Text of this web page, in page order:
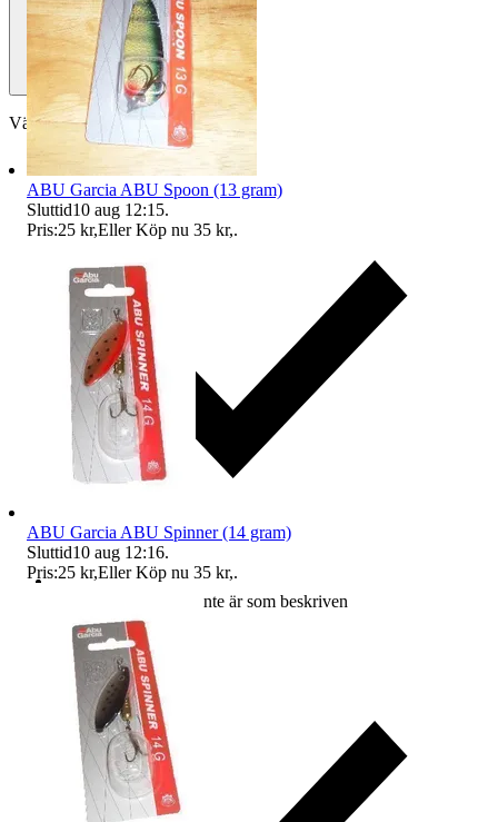
Välj till köparskydd
Ersättning om varan inte är som beskriven
ABU Garcia ABU Spoon (13 gram)
Sluttid10 aug 12:15.
Pris:25 kr,Eller Köp nu 35 kr,.
ABU Garcia ABU Spinner (14 gram)
Sluttid10 aug 12:16.
Pris:25 kr,Eller Köp nu 35 kr,.